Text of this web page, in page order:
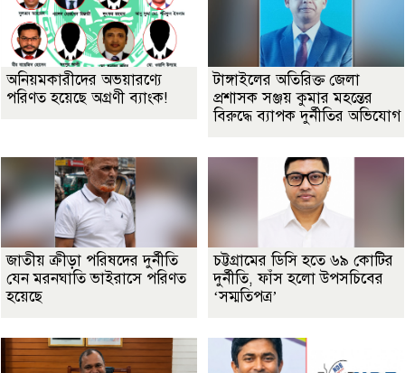
অনিয়মকারীদের অভয়ারণ্যে
পরিণত হয়েছে অগ্রণী ব্যাংক!
টাঙ্গাইলের অতিরিক্ত জেলা
প্রশাসক সঞ্জয় কুমার মহন্তের
বিরুদ্ধে ব্যাপক দুর্নীতির অভিযোগ
জাতীয় ক্রীড়া পরিষদের দুর্নীতি
যেন মরনঘাতি ভাইরাসে পরিণত
হয়েছে
চট্টগ্রামের ডিসি হতে ৬৯ কোটির
দুর্নীতি, ফাঁস হলো উপসচিবের
‘সম্মতিপত্র’